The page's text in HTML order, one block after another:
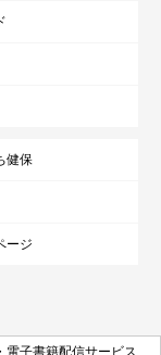
健保
ージ
電子書籍配信サービス